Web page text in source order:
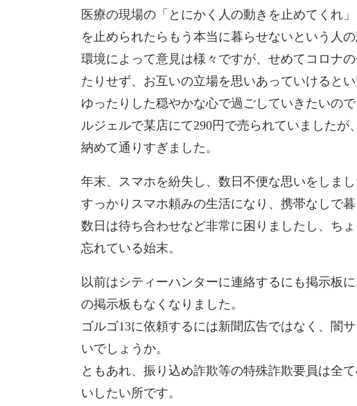
医療の現場の「とにかく人の動きを止めてくれ
を止められたらもう本当に暮らせないという人の
環境によって意見は様々ですが、せめてコロナ
たりせず、お互いの立場を思いあっていけるとい
ゆったりした穏やかな心で過ごしていきたいの
ルジェルで某店にて290円で売られていましたが
納めて通りすぎました。
年末、スマホを紛失し、数日不便な思いをしまし
すっかりスマホ頼みの生活になり、携帯なしで
数日は待ち合わせなど非常に困りましたし、ち
忘れている始末。
以前はシティーハンターに連絡するにも掲示板
の掲示板もなくなりました。
ゴルゴ13に依頼するには新聞広告ではなく、闇
いでしょうか。
ともあれ、振り込め詐欺等の特殊詐欺要員は全
いしたい所です。